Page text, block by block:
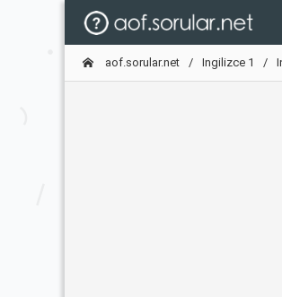
aof.sorular.net Ingilizce 1